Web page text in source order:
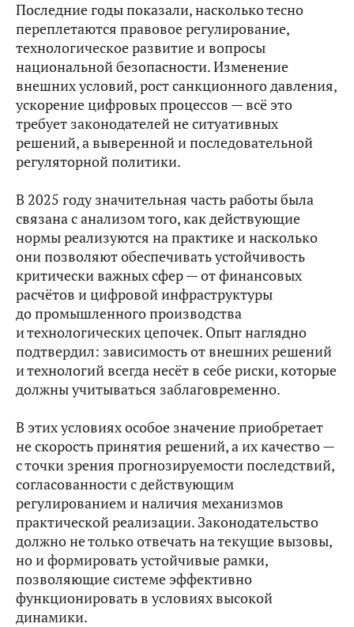
Последние годы показали, насколько тесно
переплетаются правовое регулирование,
технологическое развитие и вопросы
национальной безопасности. Изменение
внешних условий, рост санкционного давления,
ускорение цифровых процессов — всё это
требует законодателей не ситуативных
решений, а выверенной и последовательной
регуляторной политики.
В 2025 году значительная часть работы была
связана с анализом того, как действующие
нормы реализуются на практике и насколько
они позволяют обеспечивать устойчивость
критически важных сфер — от финансовых
расчётов и цифровой инфраструктуры
до промышленного производства
и технологических цепочек. Опыт наглядно
подтвердил: зависимость от внешних решений
и технологий всегда несёт в себе риски, которые
должны учитываться заблаговременно.
В этих условиях особое значение приобретает
не скорость принятия решений, а их качество —
с точки зрения прогнозируемости последствий,
согласованности с действующим
регулированием и наличия механизмов
практической реализации. Законодательство
должно не только отвечать на текущие вызовы,
но и формировать устойчивые рамки,
позволяющие системе эффективно
функционировать в условиях высокой
динамики.